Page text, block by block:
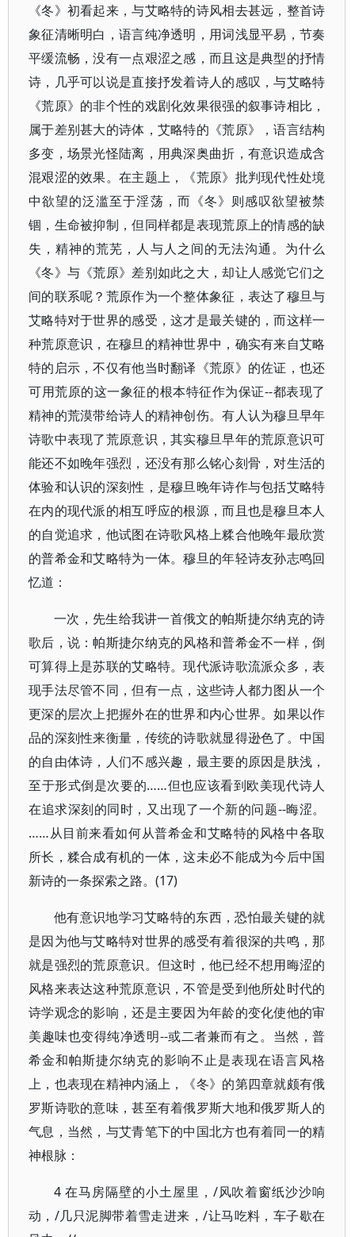
《冬》初看起来，与艾略特的诗风相去甚远，整首诗
象征清晰明白，语言纯净透明，用词浅显平易，节奏
平缓流畅，没有一点艰涩之感，而且这是典型的抒情
诗，几乎可以说是直接抒发着诗人的感叹，与艾略特
《荒原》的非个性的戏剧化效果很强的叙事诗相比，
属于差别甚大的诗体，艾略特的《荒原》，语言结构
多变，场景光怪陆离，用典深奥曲折，有意识造成含
混艰涩的效果。在主题上，《荒原》批判现代性处境
中欲望的泛滥至于淫荡，而《冬》则感叹欲望被禁
锢，生命被抑制，但同样都是表现荒原上的情感的缺
失，精神的荒芜，人与人之间的无法沟通。为什么
《冬》与《荒原》差别如此之大，却让人感觉它们之
间的联系呢？荒原作为一个整体象征，表达了穆旦与
艾略特对于世界的感受，这才是最关键的，而这样一
种荒原意识，在穆旦的精神世界中，确实有来自艾略
特的启示，不仅有他当时翻译《荒原》的佐证，也还
可用荒原的这一象征的根本特征作为保证--都表现了
精神的荒漠带给诗人的精神创伤。有人认为穆旦早年
诗歌中表现了荒原意识，其实穆旦早年的荒原意识可
能还不如晚年强烈，还没有那么铭心刻骨，对生活的
体验和认识的深刻性，是穆旦晚年诗作与包括艾略特
在内的现代派的相互呼应的根源，而且也是穆旦本人
的自觉追求，他试图在诗歌风格上糅合他晚年最欣赏
的普希金和艾略特为一体。穆旦的年轻诗友孙志鸣回
忆道：
一次，先生给我讲一首俄文的帕斯捷尔纳克的诗
歌后，说：帕斯捷尔纳克的风格和普希金不一样，倒
可算得上是苏联的艾略特。现代派诗歌流派众多，表
现手法尽管不同，但有一点，这些诗人都力图从一个
更深的层次上把握外在的世界和内心世界。如果以作
品的深刻性来衡量，传统的诗歌就显得逊色了。中国
的自由体诗，人们不感兴趣，最主要的原因是肤浅，
至于形式倒是次要的……但也应该看到欧美现代诗人
在追求深刻的同时，又出现了一个新的问题--晦涩。
……从目前来看如何从普希金和艾略特的风格中各取
所长，糅合成有机的一体，这未必不能成为今后中国
新诗的一条探索之路。(17)
他有意识地学习艾略特的东西，恐怕最关键的就
是因为他与艾略特对世界的感受有着很深的共鸣，那
就是强烈的荒原意识。但这时，他已经不想用晦涩的
风格来表达这种荒原意识，不管是受到他所处时代的
诗学观念的影响，还是主要因为年龄的变化使他的审
美趣味也变得纯净透明--或二者兼而有之。当然，普
希金和帕斯捷尔纳克的影响不止是表现在语言风格
上，也表现在精神内涵上，《冬》的第四章就颇有俄
罗斯诗歌的意味，甚至有着俄罗斯大地和俄罗斯人的
气息，当然，与艾青笔下的中国北方也有着同一的精
神根脉：
4 在马房隔壁的小土屋里，/风吹着窗纸沙沙响
动，/几只泥脚带着雪走进来，/让马吃料，车子歇在